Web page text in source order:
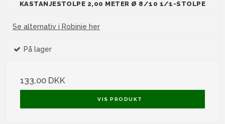
KASTANJESTOLPE 2,00 METER Ø 8/10 1/1-STOLPE
Se alternativ i Robinie her
På lager
133,00 DKK
VIS PRODUKT